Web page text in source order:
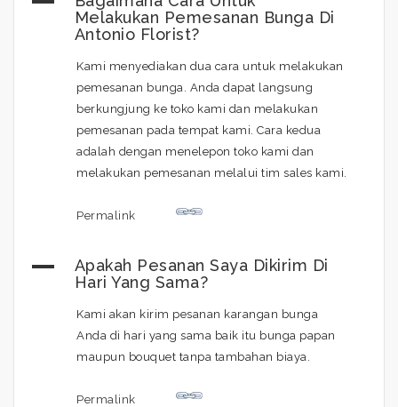
Melakukan Pemesanan Bunga Di
Antonio Florist?
Kami menyediakan dua cara untuk melakukan
pemesanan bunga. Anda dapat langsung
berkungjung ke toko kami dan melakukan
pemesanan pada tempat kami. Cara kedua
adalah dengan menelepon toko kami dan
melakukan pemesanan melalui tim sales kami.
Permalink
A
Apakah Pesanan Saya Dikirim Di
Hari Yang Sama?
Kami akan kirim pesanan karangan bunga
Anda di hari yang sama baik itu bunga papan
maupun bouquet tanpa tambahan biaya.
Permalink